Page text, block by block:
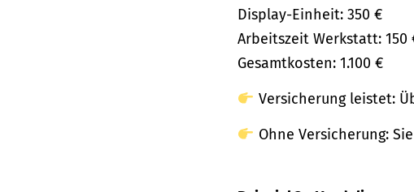
Display-Einheit: 350 €
Arbeitszeit Werkstatt: 150
Gesamtkosten: 1.100 €
Versicherung leistet:
Ohne Versicherung: